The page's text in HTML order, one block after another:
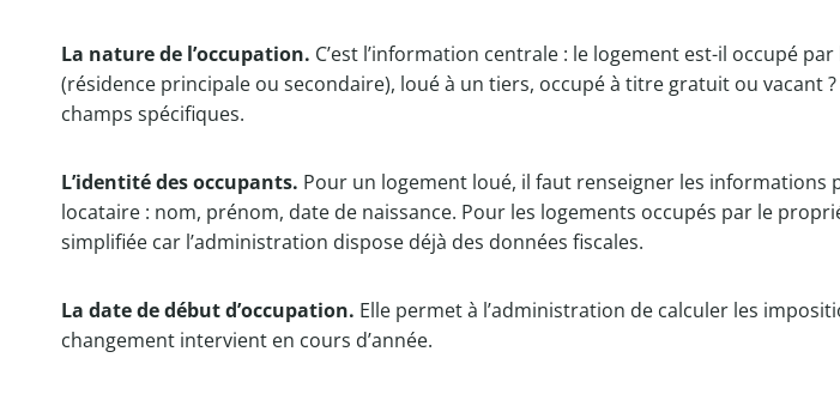
La nature de l’occupation. C’est l’information centrale : le logement est-il occupé
(résidence principale ou secondaire), loué à un tiers, occupé à titre gratuit ou vacant
champs spécifiques.
L’identité des occupants. Pour un logement loué, il faut renseigner les informations
locataire : nom, prénom, date de naissance. Pour les logements occupés par le
simplifiée car l’administration dispose déjà des données fiscales.
La date de début d’occupation. Elle permet à l’administration de calculer les
changement intervient en cours d’année.